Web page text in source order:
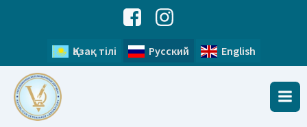
Қазақ тілі Русский English